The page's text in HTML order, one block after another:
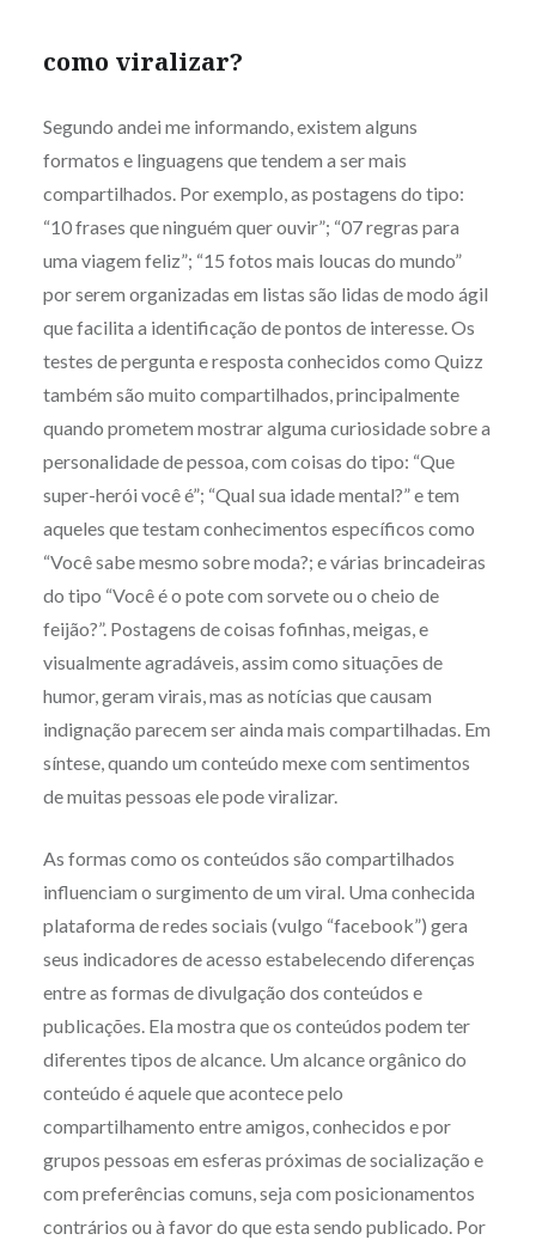
como viralizar?
Segundo andei me informando, existem alguns
formatos e linguagens que tendem a ser mais
compartilhados. Por exemplo, as postagens do tipo:
“10 frases que ninguém quer ouvir”; “07 regras para
uma viagem feliz”; “15 fotos mais loucas do mundo”
por serem organizadas em listas são lidas de modo ágil
que facilita a identificação de pontos de interesse. Os
testes de pergunta e resposta conhecidos como Quizz
também são muito compartilhados, principalmente
quando prometem mostrar alguma curiosidade sobre a
personalidade de pessoa, com coisas do tipo: “Que
super-herói você é”; “Qual sua idade mental?” e tem
aqueles que testam conhecimentos específicos como
“Você sabe mesmo sobre moda?; e várias brincadeiras
do tipo “Você é o pote com sorvete ou o cheio de
feijão?”. Postagens de coisas fofinhas, meigas, e
visualmente agradáveis, assim como situações de
humor, geram virais, mas as notícias que causam
indignação parecem ser ainda mais compartilhadas. Em
síntese, quando um conteúdo mexe com sentimentos
de muitas pessoas ele pode viralizar.
As formas como os conteúdos são compartilhados
influenciam o surgimento de um viral. Uma conhecida
plataforma de redes sociais (vulgo “facebook”) gera
seus indicadores de acesso estabelecendo diferenças
entre as formas de divulgação dos conteúdos e
publicações. Ela mostra que os conteúdos podem ter
diferentes tipos de alcance. Um alcance orgânico do
conteúdo é aquele que acontece pelo
compartilhamento entre amigos, conhecidos e por
grupos pessoas em esferas próximas de socialização e
com preferências comuns, seja com posicionamentos
contrários ou à favor do que esta sendo publicado. Por